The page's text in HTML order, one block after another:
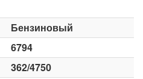
Бензиновый
6794
362/4750